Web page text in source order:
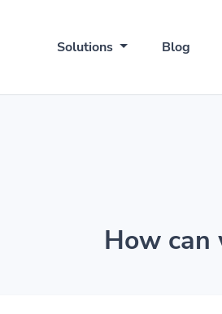
Solutions Blog
How can